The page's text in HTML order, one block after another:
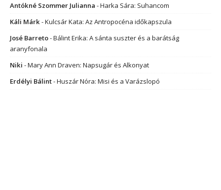
Antókné Szommer Julianna -Harka Sára: Suhancom
Káli Márk-Kulcsár Kata: Az Antropocéna időkapszula
José Barreto-Bálint Erika: A sánta suszter és a barátság
aranyfonala
Niki -Mary Ann Draven: Napsugár és Alkonyat
Erdélyi Bálint-Huszár Nóra: Misi és a Varázslopó